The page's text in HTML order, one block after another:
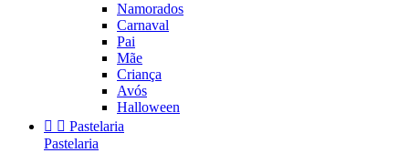
Namorados
Carnaval
Pai
Mãe
Criança
Avós
Halloween
  Pastelaria
Pastelaria